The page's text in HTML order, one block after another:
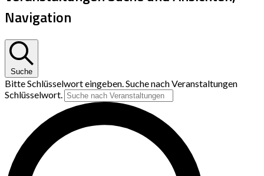
Navigation
Suche
Bitte Schlüsselwort eingeben. Suche nach Veranstaltungen
Schlüsselwort.